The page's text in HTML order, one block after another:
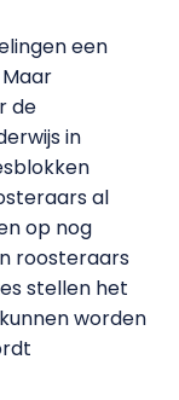
een
de
in
al
op nog
roosteraars
stellen het
worden